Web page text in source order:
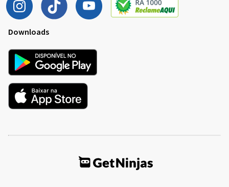
Downloads